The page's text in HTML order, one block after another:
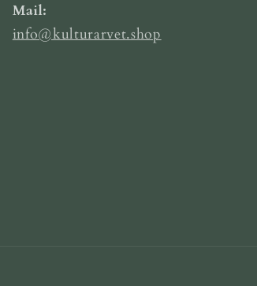
Mail:
info@kulturarvet.shop